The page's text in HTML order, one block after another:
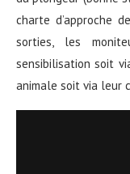
charte d’approche
sorties, les
sensibilisation soit
animale soit via leur